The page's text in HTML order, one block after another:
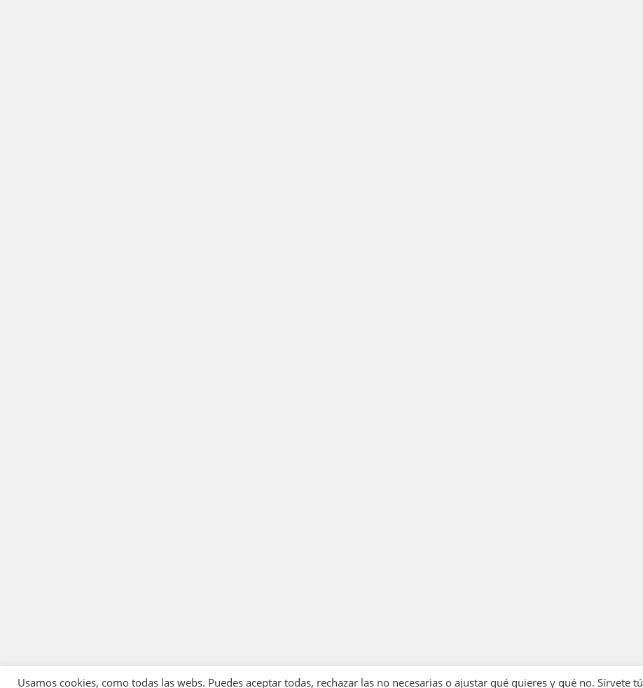
Usamos cookies, como todas las webs. Puedes aceptar todas, rechazar las no necesarias o ajustar qué quieres y qué no. Sírvete tú